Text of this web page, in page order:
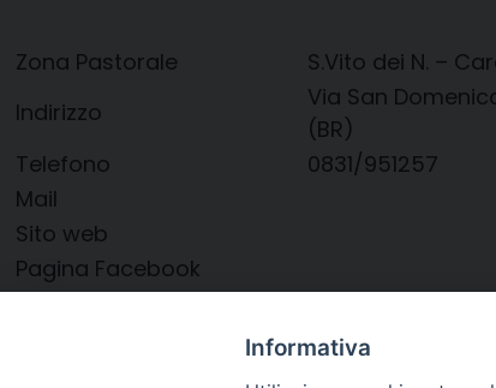
Zona Pastorale
S.Vito dei N. –
Indirizzo
Via San
(BR)
Telefono
0831/951257
Mail
Sito web
Pagina Facebook
Informativa